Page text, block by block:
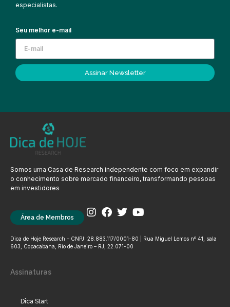
especialistas.
Seu melhor e-mail
Assinar Newsletter
Somos uma Casa de Research independente com foco em expandir
o conhecimento sobre mercado financeiro, transformando pessoas
em investidores
Área de Membros
Dica de Hoje Research – CNPJ: 28.883.117/0001-80 | Rua Miguel Lemos nº 41, sala
603, Copacabana, Rio de Janeiro – RJ, 22.071-00
Assinaturas
Dica Start